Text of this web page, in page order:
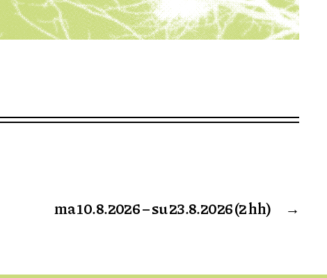
→
ma 10.8.2026 – su 23.8.2026 (2 hh)